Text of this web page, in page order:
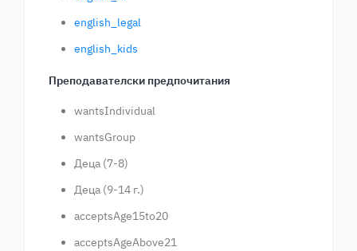
english_legal
english_kids
Преподавателски предпочитания
wantsIndividual
wantsGroup
Деца (7-8)
Деца (9-14 г.)
acceptsAge15to20
acceptsAgeAbove21